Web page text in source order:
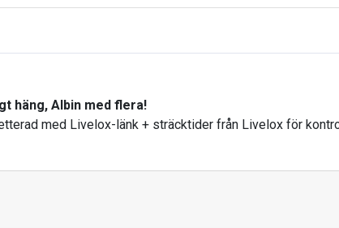
häng, Albin med flera!
med Livelox-länk + sträcktider från Livelox för